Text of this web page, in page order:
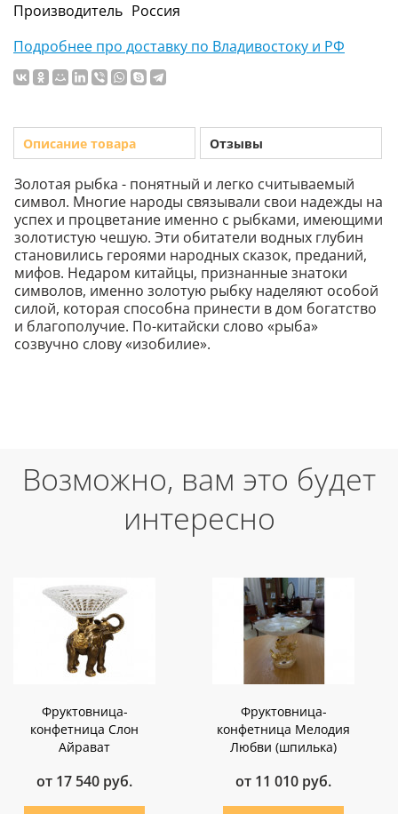
Производитель Россия
Подробнее про доставку по Владивостоку и РФ
Описание товара Отзывы
Золотая рыбка - понятный и легко считываемый
символ. Многие народы связывали свои надежды на
успех и процветание именно с рыбками, имеющими
золотистую чешую. Эти обитатели водных глубин
становились героями народных сказок, преданий,
мифов. Недаром китайцы, признанные знатоки
символов, именно золотую рыбку наделяют особой
силой, которая способна принести в дом богатство
и благополучие. По-китайски слово «рыба»
созвучно слову «изобилие».
Возможно, вам это будет
интересно
Фруктовница-
конфетница Слон
Айрават
от 17 540 руб.
Фруктовница-
конфетница Мелодия
Любви (шпилька)
от 11 010 руб.